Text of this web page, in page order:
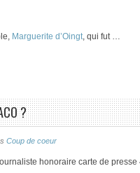
Marguerite d’Oingt, qui fut …
?
Coup de coeur
honoraire carte de presse